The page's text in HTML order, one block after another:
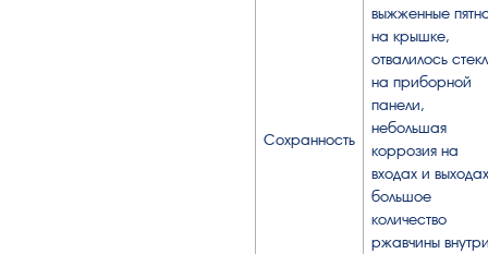
Сохранность
выжженные
на крышке,
отвалилось
на приборной
панели,
небольшая
коррозия на
входах и выходах
большое
количество
ржавчины